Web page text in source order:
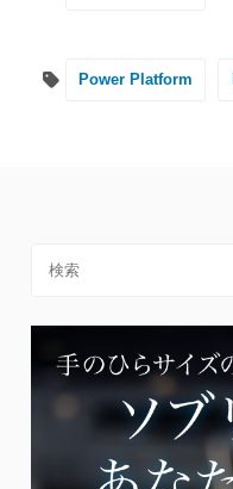
Power Platform